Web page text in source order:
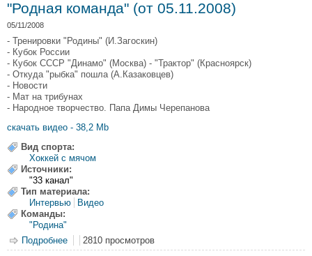
"Родная команда" (от 05.11.2008)
05/11/2008
- Тренировки "Родины" (И.Загоскин)
- Кубок России
- Кубок СССР "Динамо" (Москва) - "Трактор" (Красноярск)
- Откуда "рыбка" пошла (А.Казаковцев)
- Новости
- Мат на трибунах
- Народное творчество. Папа Димы Черепанова
скачать видео - 38,2 Mb
Вид спорта:
Хоккей с мячом
Источники:
"33 канал"
Тип материала:
Интервью
Видео
Команды:
"Родина"
Подробнее о "Родная команда" (от 05.11.2008)
2810 просмотров